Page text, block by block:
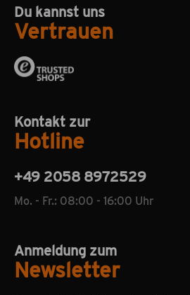
Du kannst uns
Vertrauen
Kontakt zur
Hotline
+49 2058 8972529
Mo. - Fr.: 08:00 - 16:00 Uhr
Anmeldung zum
Newsletter